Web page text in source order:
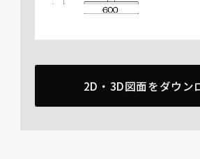
2D・3D図面をダウン